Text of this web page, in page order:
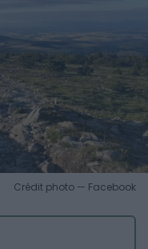
Crédit photo — Facebook